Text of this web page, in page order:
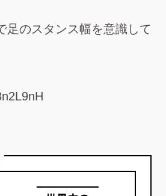
足のスタンス幅を意識して